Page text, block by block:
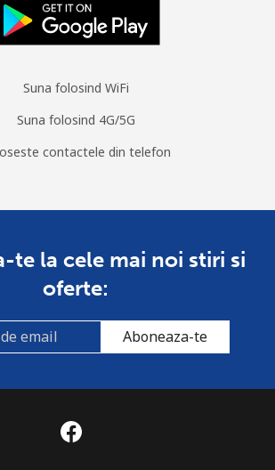
Suna folosind WiFi
Suna folosind 4G/5G
contactele din telefon
te la cele mai noi stiri si
oferte:
Aboneaza-te